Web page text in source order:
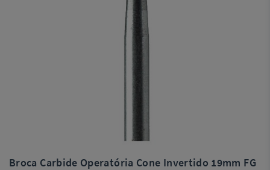
Broca Carbide Operatória Cone Invertido 19mm FG